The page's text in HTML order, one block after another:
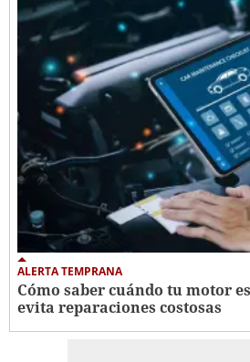
ALERTA TEMPRANA
Cómo saber cuándo tu motor
evita reparaciones costosas